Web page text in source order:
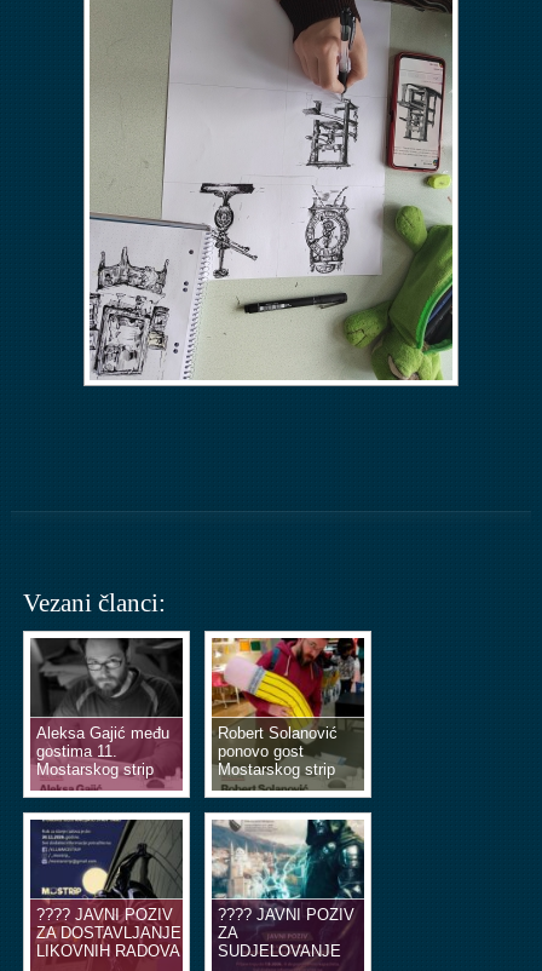
Vezani članci:
Aleksa Gajić među
gostima 11.
Mostarskog strip
vikenda
Robert Solanović
ponovo gost
Mostarskog strip
vikenda
???? JAVNI POZIV
ZA DOSTAVLJANJE
LIKOVNIH RADOVA
???? JAVNI POZIV
ZA
SUDJELOVANJE